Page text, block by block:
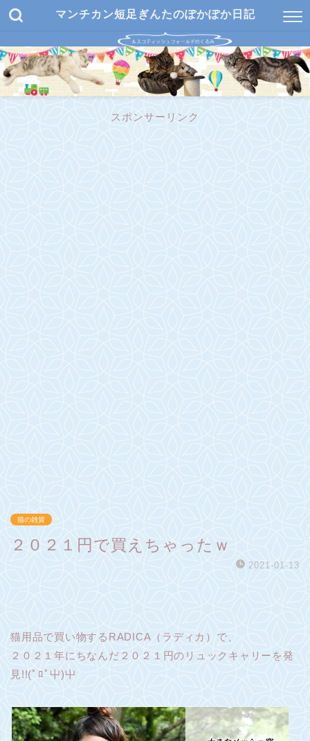
マンチカン短足ぎんたのぽかぽか日記
スポンサーリンク
猫の雑貨
２０２１円で買えちゃったｗ
2021-01-13
猫用品で買い物するRADICA（ラディカ）で、
２０２１年にちなんだ２０２１円のリュックキャリーを発
見!!(ﾟﾛﾟ屮)屮